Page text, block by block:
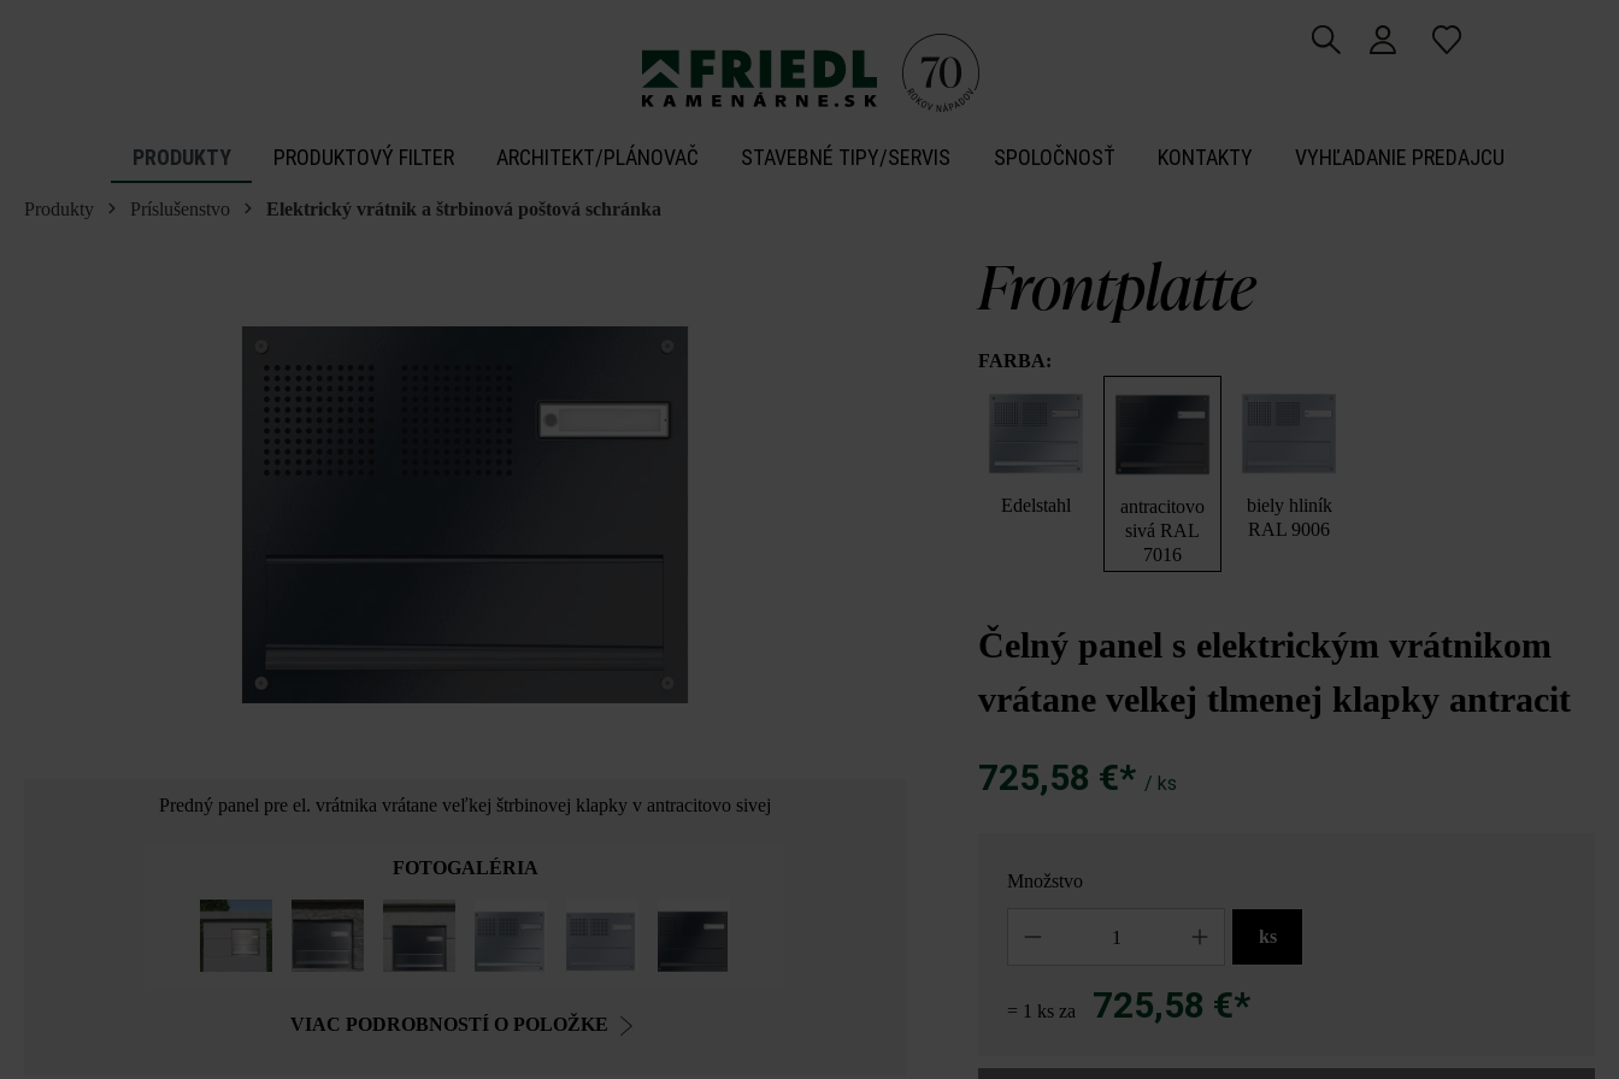
PRODUKTY PRODUKTOVÝ FILTER ARCHITEKT/PLÁNOVAČ STAVEBNÉ TIPY/SERVIS SPOLOČNOSŤ KONTAKTY VYHĽADANIE PREDAJCU
Produkty Príslušenstvo Elektrický vrátnik a štrbinová poštová schránka
Predný panel pre el. vrátnika vrátane veľkej štrbinovej klapky v antracitovo sivej
FOTOGALÉRIA
VIAC PODROBNOSTÍ O POLOŽKE
Frontplatte
FARBA:
Edelstahl
antracitovo
sivá RAL
7016
biely hliník
RAL 9006
Čelný panel s elektrickým vrátnikom
vrátane velkej tlmenej klapky antracit
725,58 €* / ks
Množstvo
ks
= 1 ks za 725,58 €*